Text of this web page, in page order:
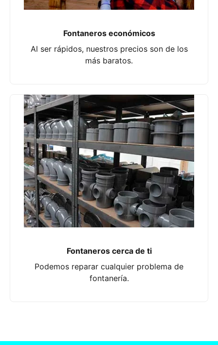
Fontaneros económicos
Al ser rápidos, nuestros precios son de los
más baratos.
Fontaneros cerca de ti
Podemos reparar cualquier problema de
fontanería.